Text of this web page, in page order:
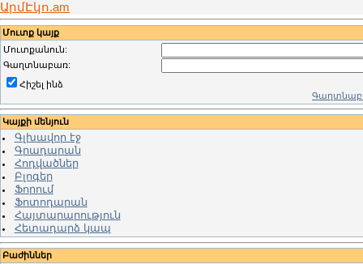
ԱրմԷկո.am
Մուտք կայք
Մուտքանուն:
Գաղտնաբառ:
Հիշել ինձ
Կայքի մենյուն
Գլխավոր էջ
Գրադարան
Հոդվածներ
Բլոգեր
Ֆորում
Ֆոտոդարան
Հայտարարություն
Հետադարձ կապ
Բաժիններ